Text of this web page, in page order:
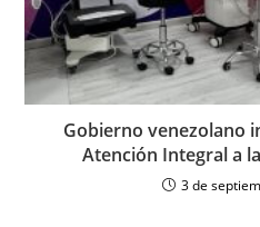
Gobierno venezolano
Atención Integral a
3 de